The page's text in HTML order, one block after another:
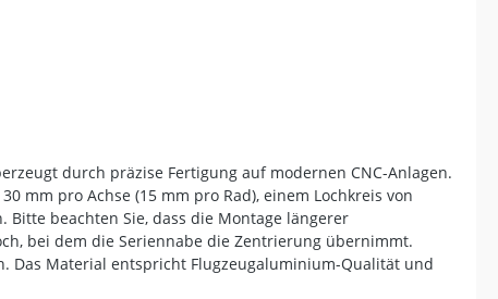
durch präzise Fertigung auf modernen CNC-Anlagen.
mm pro Achse (15 mm pro Rad), einem Lochkreis von
beachten Sie, dass die Montage längerer
bei dem die Seriennabe die Zentrierung übernimmt.
Das Material entspricht Flugzeugaluminium-Qualität und